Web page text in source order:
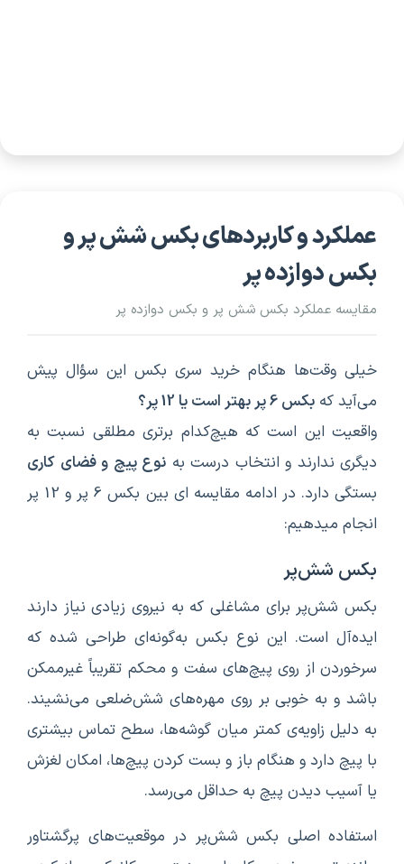
عملکرد و کاربردهای بکس شش پر و
بکس دوازده پر
مقایسه عملکرد بکس شش پر و بکس دوازده پر
خیلی وقت‌ها هنگام خرید سری بکس این سؤال پیش
می‌آید که بکس 6 پر بهتر است یا 12 پر؟
واقعیت این است که هیچ‌کدام برتری مطلقی نسبت به
دیگری ندارند و انتخاب درست به نوع پیچ و فضای کاری
بستگی دارد. در ادامه مقایسه ای بین بکس 6 پر و 12 پر
انجام میدهیم:
بکس شش‌پر
بکس شش‌پر برای مشاغلی که به نیروی زیادی نیاز دارند
ایده‌آل است. این نوع بکس به‌گونه‌ای طراحی شده که
سرخوردن از روی پیچ‌های سفت و محکم تقریباً غیرممکن
باشد و به خوبی بر روی مهره‌های شش‌ضلعی می‌نشیند.
به دلیل زاویه‌ی کمتر میان گوشه‌ها، سطح تماس بیشتری
با پیچ دارد و هنگام باز و بست کردن پیچ‌ها، امکان لغزش
یا آسیب دیدن پیچ به حداقل می‌رسد.
استفاده اصلی بکس شش‌پر در موقعیت‌های پرگشتاور